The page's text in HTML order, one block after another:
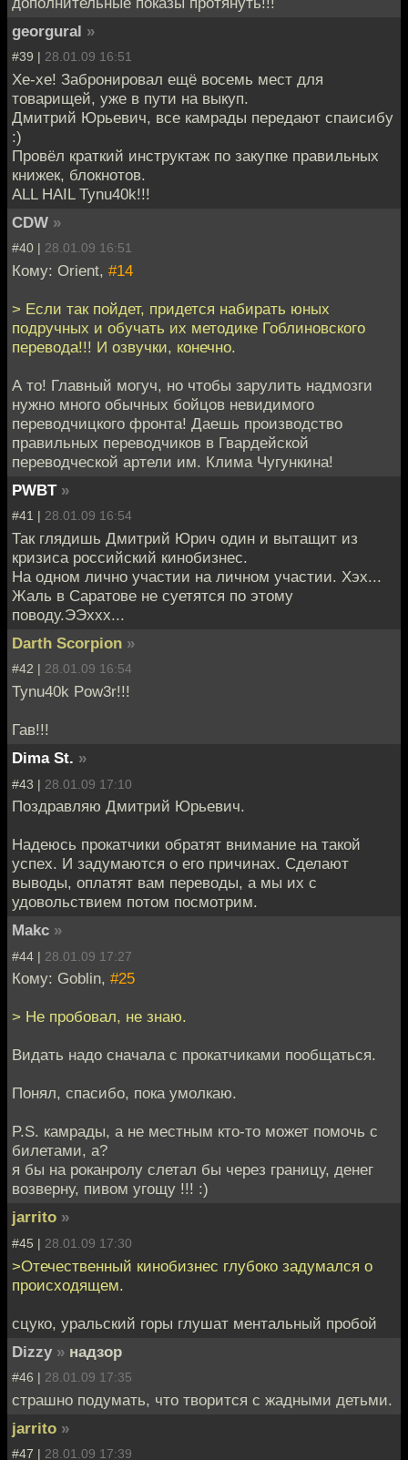
georgural »
#39 | 28.01.09 16:51
Хе-хе! Забронировал ещё восемь мест для
товарищей, уже в пути на выкуп.
Дмитрий Юрьевич, все камрады передают спаисибу
:)
Провёл краткий инструктаж по закупке правильных
книжек, блокнотов.
ALL HAIL Tynu40k!!!
CDW »
#40 | 28.01.09 16:51
Кому: Orient, #14
> Если так пойдет, придется набирать юных
подручных и обучать их методике Гоблиновского
перевода!!! И озвучки, конечно.
А то! Главный могуч, но чтобы зарулить надмозги
нужно много обычных бойцов невидимого
переводчицкого фронта! Даешь производство
правильных переводчиков в Гвардейской
переводческой артели им. Клима Чугункина!
PWBT »
#41 | 28.01.09 16:54
Так глядишь Дмитрий Юрич один и вытащит из
кризиса российский кинобизнес.
На одном лично участии на личном участии. Хэх...
Жаль в Саратове не суетятся по этому
поводу.ЭЭххх...
Darth Scorpion »
#42 | 28.01.09 16:54
Tynu40k Pow3r!!!
Гав!!!
Dima St. »
#43 | 28.01.09 17:10
Поздравляю Дмитрий Юрьевич.
Надеюсь прокатчики обратят внимание на такой
успех. И задумаются о его причинах. Сделают
выводы, оплатят вам переводы, а мы их с
удовольствием потом посмотрим.
Makc »
#44 | 28.01.09 17:27
Кому: Goblin, #25
> Не пробовал, не знаю.
Видать надо сначала с прокатчиками пообщаться.
Понял, спасибо, пока умолкаю.
P.S. камрады, а не местным кто-то может помочь с
билетами, а?
я бы на роканролу слетал бы через границу, денег
возверну, пивом угощу !!! :)
jarrito »
#45 | 28.01.09 17:30
>Отечественный кинобизнес глубоко задумался о
происходящем.
сцуко, уральский горы глушат ментальный пробой
Dizzy » надзор
#46 | 28.01.09 17:35
страшно подумать, что творится с жадными детьми.
jarrito »
#47 | 28.01.09 17:39